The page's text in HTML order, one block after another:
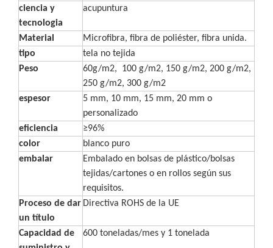
ciencia y
tecnologia
acupuntura
Material
Microfibra, fibra de poliéster, fibra unida.
tipo
tela no tejida
Peso
60g/m2, 100 g/m2, 150 g/m2, 200 g/m2,
250 g/m2, 300 g/m2
espesor
5 mm, 10 mm, 15 mm, 20 mm o
personalizado
eficiencia
≥96%
color
blanco puro
embalar
Embalado en bolsas de plástico/bolsas
tejidas/cartones o en rollos según sus
requisitos.
Proceso de dar
un título
Directiva ROHS de la UE
Capacidad de
600 toneladas/mes y 1 tonelada